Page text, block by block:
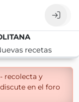
recetas
recolecta y
en el foro